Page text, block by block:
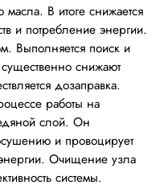
масла. В итоге снижается
и потребление энергии.
Выполняется поиск и
снижают
дозаправка.
работы на
слой. Он
и провоцирует
Очищение узла
системы.